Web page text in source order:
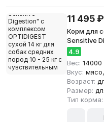
11 495 ₽
Корм для
Sensitive
пород 10 -
4.9
Вес: 14000
Вкус:
Возраст:
Размер:
Тип корма: